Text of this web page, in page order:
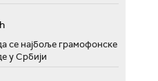
се најбоље грамофонске
у Србији